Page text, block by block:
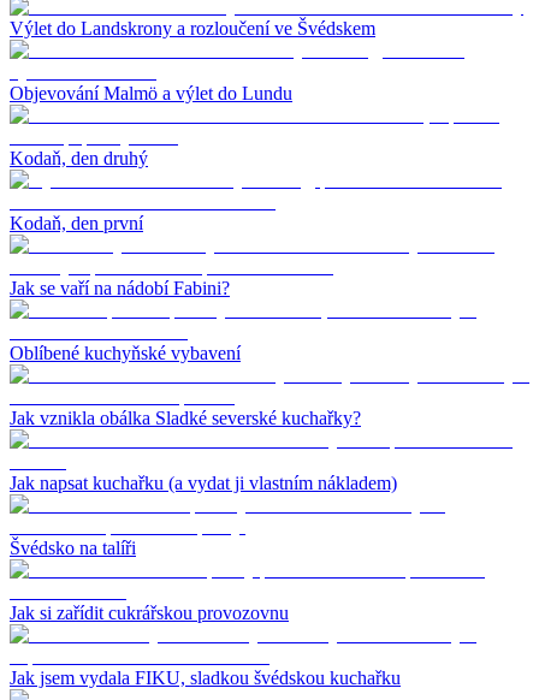
Výlet do Landskrony a rozloučení ve Švédskem
Objevování Malmö a výlet do Lundu
Kodaň, den druhý
Kodaň, den první
Jak se vaří na nádobí Fabini?
Oblíbené kuchyňské vybavení
Jak vznikla obálka Sladké severské kuchařky?
Jak napsat kuchařku (a vydat ji vlastním nákladem)
Švédsko na talíři
Jak si zařídit cukrářskou provozovnu
Jak jsem vydala FIKU, sladkou švédskou kuchařku